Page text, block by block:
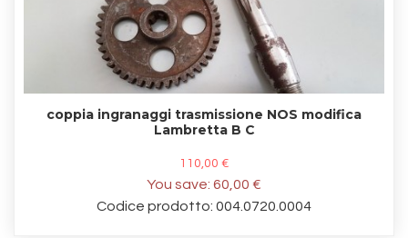
coppia ingranaggi trasmissione NOS modifica
Lambretta B C
110,00 €
You save: 60,00 €
Codice prodotto: 004.0720.0004